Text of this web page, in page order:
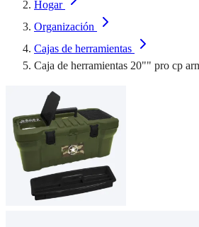
Hogar
Organización
Cajas de herramientas
Caja de herramientas 20"" pro cp